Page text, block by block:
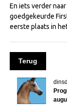
Gids voor
Webshop
Evenementen
En iets verder
goedgekeurde
eerste plaats in
Terug